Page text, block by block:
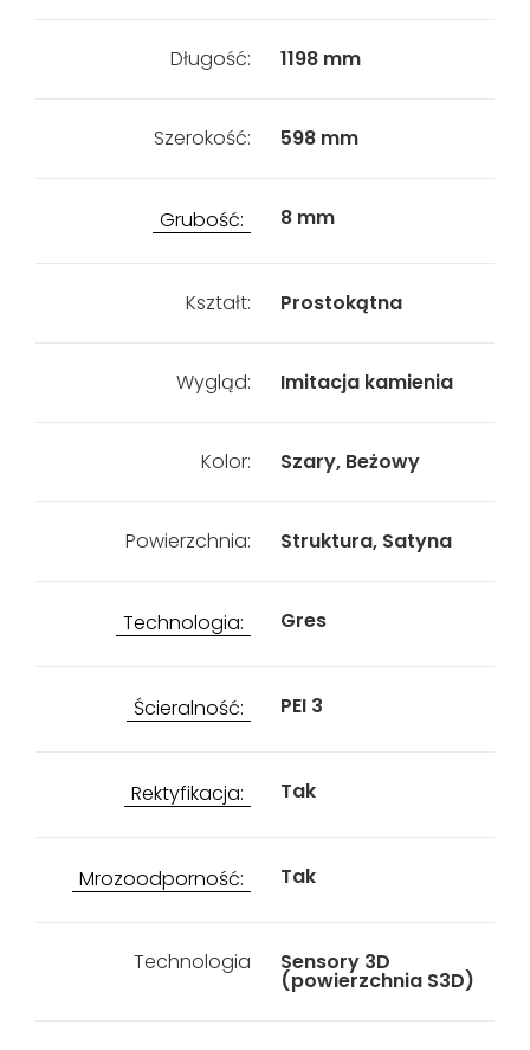
Długość: 1198 mm
Szerokość: 598 mm
Grubość: 8 mm
Kształt: Prostokątna
Wygląd: Imitacja kamienia
Kolor: Szary, Beżowy
Powierzchnia: Struktura, Satyna
Technologia: Gres
Ścieralność: PEI 3
Rektyfikacja: Tak
Mrozoodporność: Tak
Technologia Sensory 3D
(powierzchnia S3D)